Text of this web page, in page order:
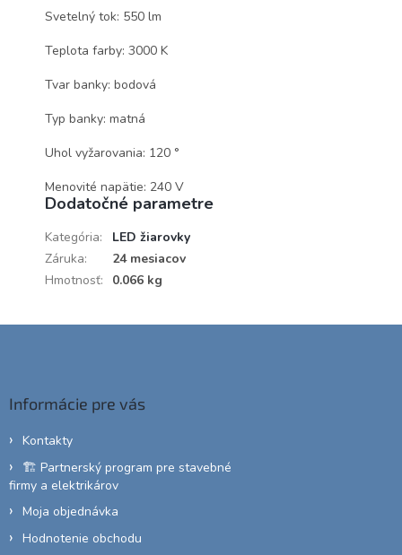
Svetelný tok: 550 lm
Teplota farby: 3000 K
Tvar banky: bodová
Typ banky: matná
Uhol vyžarovania: 120 °
Menovité napätie: 240 V
Dodatočné parametre
Kategória:
LED žiarovky
Záruka:
24 mesiacov
Hmotnosť: 0.066 kg
Informácie pre vás
Kontakty
🏗️ Partnerský program pre stavebné
firmy a elektrikárov
Moja objednávka
Hodnotenie obchodu